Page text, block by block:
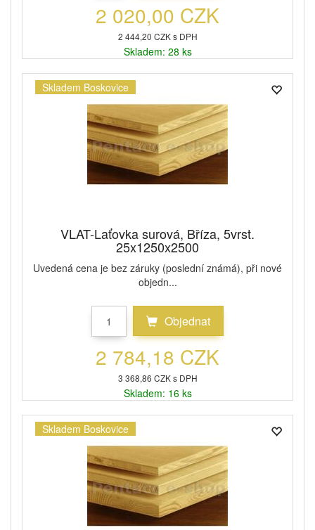
2 020,00 CZK
2 444,20 CZK s DPH
Skladem: 28 ks
Skladem Boskovice
VLAT-Laťovka surová, Bříza, 5vrst.
25x1250x2500
Uvedená cena je bez záruky (poslední známá), při nové
objedn...
Objednat
2 784,18 CZK
3 368,86 CZK s DPH
Skladem: 16 ks
Skladem Boskovice